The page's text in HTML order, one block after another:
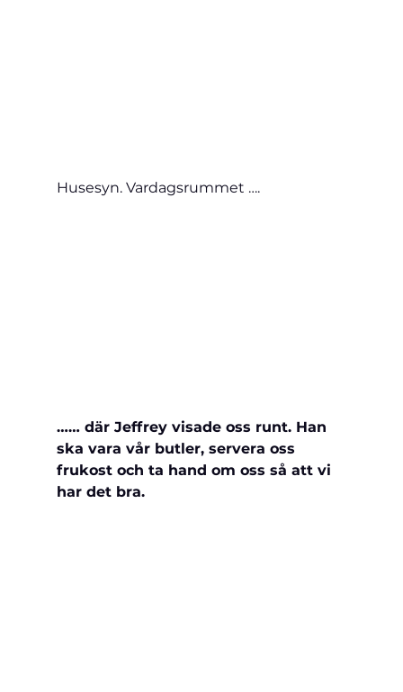
Husesyn. Vardagsrummet ….
…… där Jeffrey visade oss runt. Han
ska vara vår butler, servera oss
frukost och ta hand om oss så att vi
har det bra.